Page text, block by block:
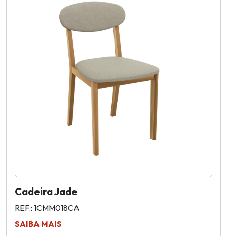
Cadeira Jade
REF.: 1CMM018CA
SAIBA MAIS